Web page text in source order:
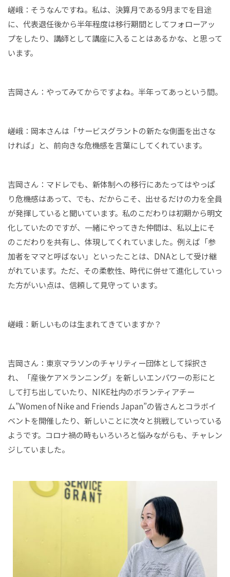
嵯峨：そうなんですね。私は、決算月である9月までを目途
に、代表退任後から半年程度は移行期間としてフォローアッ
プをしたり、講師として講座に入ることはあるかな、と思って
います。
吉岡さん：やってみてからですよね。半年ってあっという間。
嵯峨：岡本さんは「サービスグラントの新たな側面を出さな
ければ」と、前向きな危機感を言葉にしてくれています。
吉岡さん：マドレでも、新体制への移行にあたってはやっぱ
り危機感はあって、でも、だからこそ、出せるだけの力を全員
が発揮していると聞いています。私のこだわりは初期から明文
化していたのですが、一緒にやってきた仲間は、私以上にそ
のこだわりを共有し、体現してくれていました。例えば「参
加者をママと呼ばない」といったことは、DNAとして受け継
がれています。ただ、その柔軟性、時代に併せて進化していっ
た方がいい点は、信頼して見守って います。
嵯峨：新しいものは生まれてきていますか？
吉岡さん：東京マラソンのチャリティー団体として採択さ
れ、「産後ケア×ランニング」を新しいエンパワーの形にと
して打ち出していたり、NIKE社内のボランティアチー
ム”Women of Nike and Friends Japan”の皆さんとコラボイ
ベントを開催したり、新しいことに次々と挑戦していっている
ようです。コロナ禍の時もいろいろと悩みながらも、チャレン
ジしていました。